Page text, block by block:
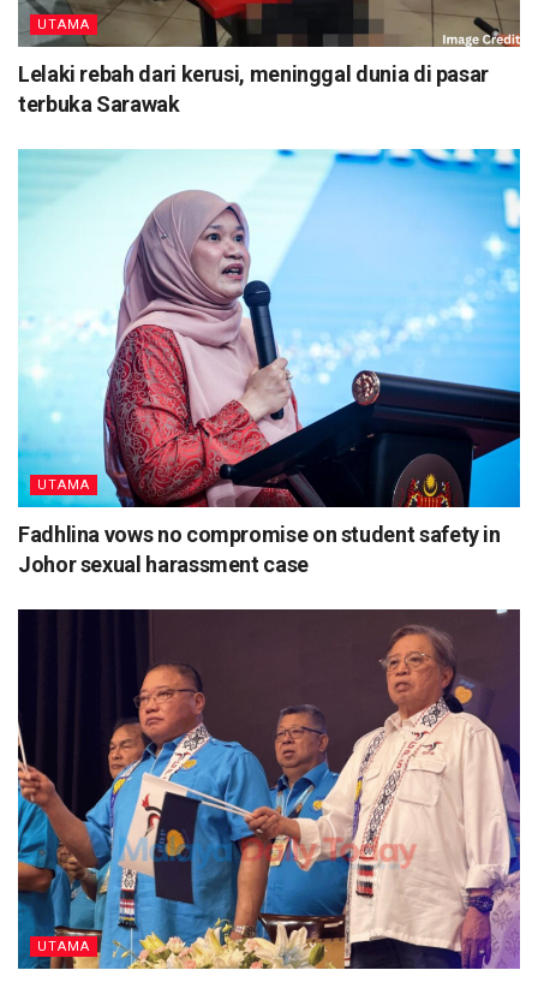
UTAMA
Lelaki rebah dari kerusi, meninggal dunia di pasar
terbuka Sarawak
UTAMA
Fadhlina vows no compromise on student safety in
Johor sexual harassment case
UTAMA